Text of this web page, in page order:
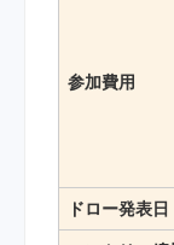
参加費用
ドロー発表日